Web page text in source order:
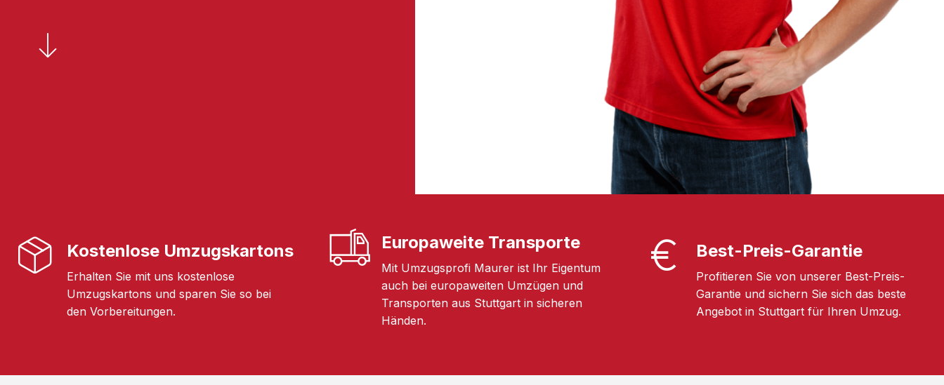
Kostenlose Umzugskartons
Erhalten Sie mit uns kostenlose
Umzugskartons und sparen Sie so bei
den Vorbereitungen.
Europaweite Transporte
Mit Umzugsprofi Maurer ist Ihr Eigentum
auch bei europaweiten Umzügen und
Transporten aus Stuttgart in sicheren
Händen.
Best-Preis-Garantie
Profitieren Sie von unserer Best-Preis-
Garantie und sichern Sie sich das beste
Angebot in Stuttgart für Ihren Umzug.